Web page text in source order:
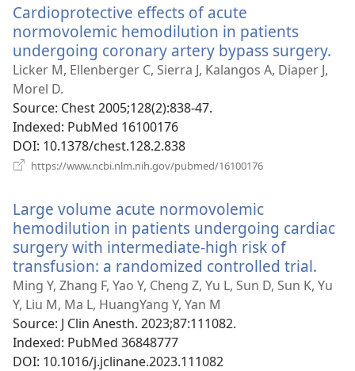
Cardioprotective effects of acute
normovolemic hemodilution in patients
undergoing coronary artery bypass surgery.
Licker M, Ellenberger C, Sierra J, Kalangos A, Diaper J,
Morel D.
Source‎: Chest 2005;128(2):838-47.
Indexed‎: PubMed 16100176
DOI‎: 10.1378/chest.128.2.838
https://www.ncbi.nlm.nih.gov/pubmed/16100176
вікні)
Large volume acute normovolemic
hemodilution in patients undergoing cardiac
surgery with intermediate-high risk of
transfusion: a randomized controlled trial.
у
Ming Y, Zhang F, Yao Y, Cheng Z, Yu L, Sun D, Sun K, Yu
Y, Liu M, Ma L, HuangYang Y, Yan M
Source‎: J Clin Anesth. 2023;87:111082.
Indexed‎: PubMed 36848777
DOI‎: 10.1016/j.jclinane.2023.111082